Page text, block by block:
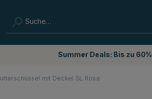
Summer Deals: Bis zu 60%
mit Deckel 5L Rosa